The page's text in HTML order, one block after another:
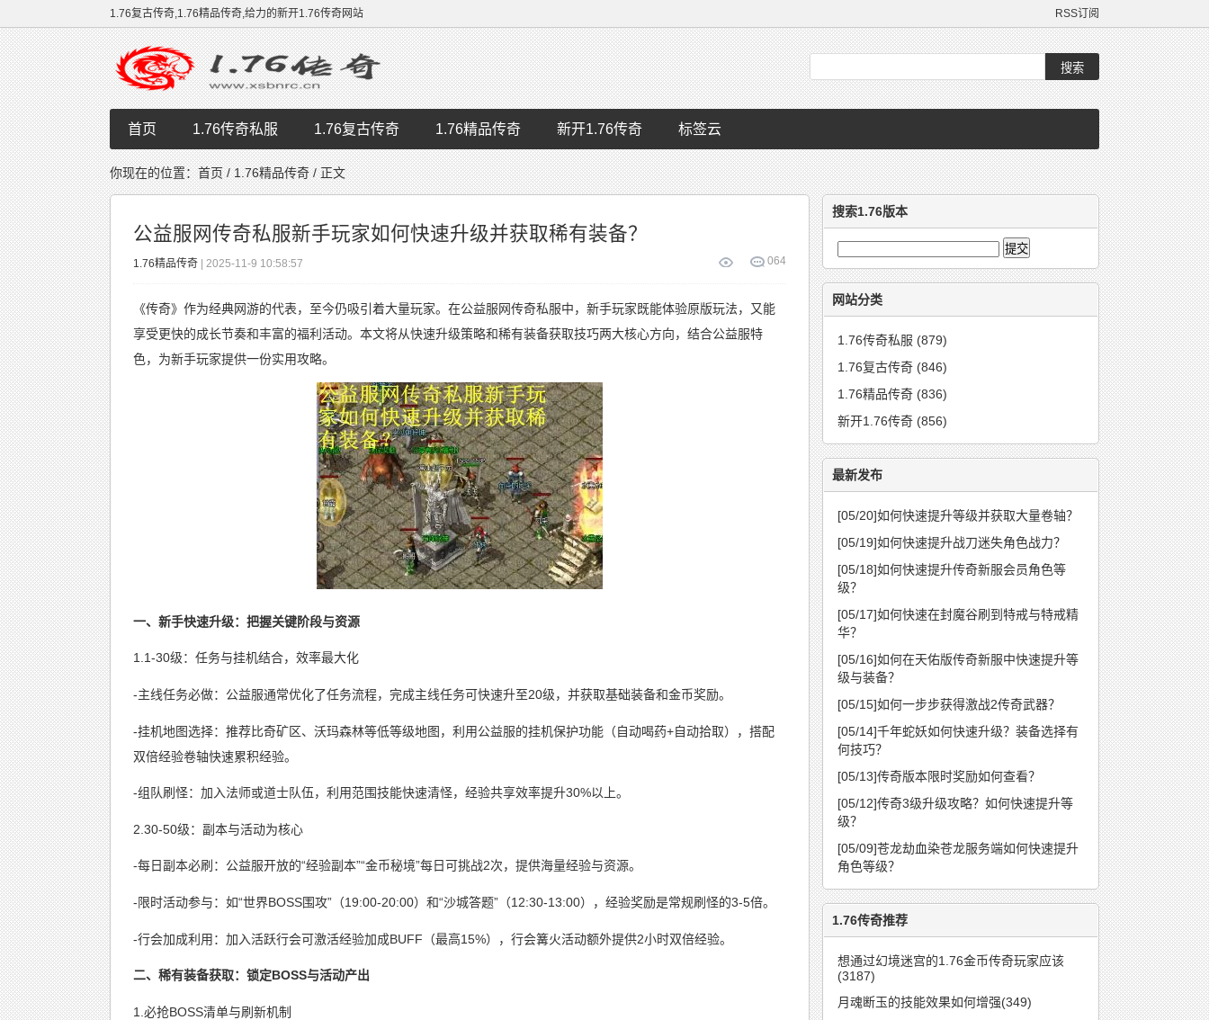
RSS订阅
1.76复古传奇,1.76精品传奇,给力的新开1.76传奇网站
首页 1.76传奇私服 1.76复古传奇 1.76精品传奇 新开1.76传奇 标签云
你现在的位置：首页/1.76精品传奇/ 正文
公益服网传奇私服新手玩家如何快速升级并获取稀有装备？
64
0
1.76精品传奇 | 2025-11-9 10:58:57
《传奇》作为经典网游的代表，至今仍吸引着大量玩家。在公益服网传奇私服中，新手玩家既能体验原版玩法，又能
享受更快的成长节奏和丰富的福利活动。本文将从快速升级策略和稀有装备获取技巧两大核心方向，结合公益服特
色，为新手玩家提供一份实用攻略。
一、新手快速升级：把握关键阶段与资源
1.1-30级：任务与挂机结合，效率最大化
-主线任务必做：公益服通常优化了任务流程，完成主线任务可快速升至20级，并获取基础装备和金币奖励。
-挂机地图选择：推荐比奇矿区、沃玛森林等低等级地图，利用公益服的挂机保护功能（自动喝药+自动拾取），搭配
双倍经验卷轴快速累积经验。
-组队刷怪：加入法师或道士队伍，利用范围技能快速清怪，经验共享效率提升30%以上。
2.30-50级：副本与活动为核心
-每日副本必刷：公益服开放的“经验副本”“金币秘境”每日可挑战2次，提供海量经验与资源。
-限时活动参与：如“世界BOSS围攻”（19:00-20:00）和“沙城答题”（12:30-13:00），经验奖励是常规刷怪的3-5倍。
-行会加成利用：加入活跃行会可激活经验加成BUFF（最高15%），行会篝火活动额外提供2小时双倍经验。
二、稀有装备获取：锁定BOSS与活动产出
1.必抢BOSS清单与刷新机制
搜索1.76版本
网站分类
1.76传奇私服 (879)
1.76复古传奇 (846)
1.76精品传奇 (836)
新开1.76传奇 (856)
最新发布
[05/20]如何快速提升等级并获取大量卷轴？
[05/19]如何快速提升战刀迷失角色战力？
[05/18]如何快速提升传奇新服会员角色等
级？
[05/17]如何快速在封魔谷刷到特戒与特戒精
华？
[05/16]如何在天佑版传奇新服中快速提升等
级与装备？
[05/15]如何一步步获得激战2传奇武器？
[05/14]千年蛇妖如何快速升级？装备选择有
何技巧？
[05/13]传奇版本限时奖励如何查看？
[05/12]传奇3级升级攻略？如何快速提升等
级？
[05/09]苍龙劫血染苍龙服务端如何快速提升
角色等级？
1.76传奇推荐
想通过幻境迷宫的1.76金币传奇玩家应该
(3187)
月魂断玉的技能效果如何增强(349)